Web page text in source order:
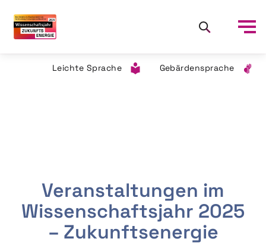
Leichte Sprache Gebärdensprache
Veranstaltungen im
Wissenschaftsjahr 2025
– Zukunftsenergie